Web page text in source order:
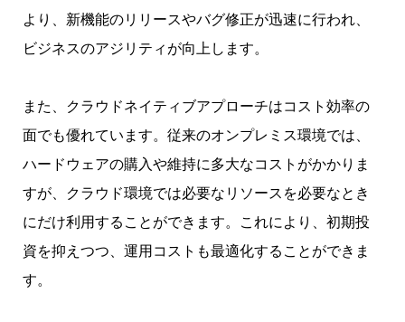
より、新機能のリリースやバグ修正が迅速に行われ、
ビジネスのアジリティが向上します。
また、クラウドネイティブアプローチはコスト効率の
面でも優れています。従来のオンプレミス環境では、
ハードウェアの購入や維持に多大なコストがかかりま
すが、クラウド環境では必要なリソースを必要なとき
にだけ利用することができます。これにより、初期投
資を抑えつつ、運用コストも最適化することができま
す。